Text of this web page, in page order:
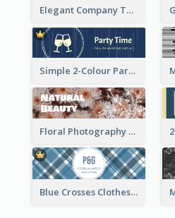
Elegant Company Twitter Header In Blue Colour Tone
Simple 2-Colour Party Related Twitter Header
Floral Photography Twitter Header
Blue Crosses Clothes Store Twitter Header